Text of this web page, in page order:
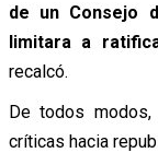
de un Consejo
limitara a
recalcó.
De todos
críticas hacia